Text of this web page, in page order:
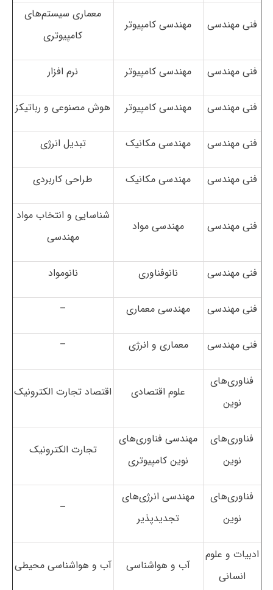
فنی مهندسی مهندسی کامپیوتر
معماری سیستم‌های
کامپیوتری
فنی مهندسی مهندسی کامپیوتر نرم افزار
فنی مهندسی مهندسی کامپیوتر هوش مصنوعی و رباتیکز
فنی مهندسی مهندسی مکانیک تبدیل انرژی
فنی مهندسی مهندسی مکانیک طراحی کاربردی
فنی مهندسی مهندسی مواد
شناسایی و انتخاب مواد
مهندسی
فنی مهندسی نانوفناوری نانومواد
فنی مهندسی مهندسی معماری –
فنی مهندسی معماری و انرژی –
فناوری‌های
نوین
علوم اقتصادی اقتصاد تجارت الکترونیک
فناوری‌های
نوین
مهندسی فناوری‌های
نوین کامپیوتری
تجارت الکترونیک
فناوری‌های
نوین
مهندسی انرژی‌های
تجدیدپذیر
–
ادبیات و علوم
انسانی
آب و هواشناسی آب و هواشناسی محیطی